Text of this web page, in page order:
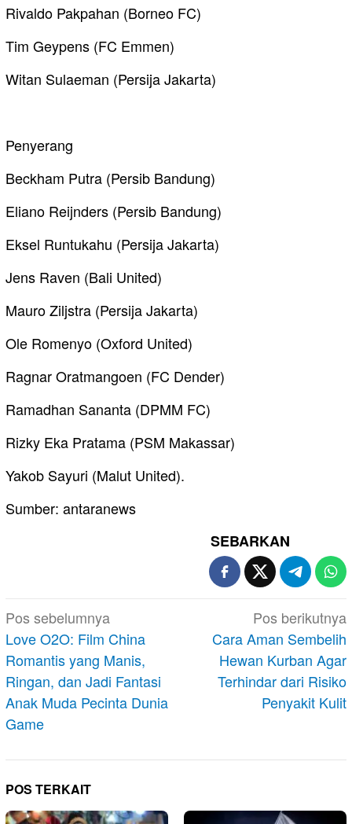
Rivaldo Pakpahan (Borneo FC)
Tim Geypens (FC Emmen)
Witan Sulaeman (Persija Jakarta)
Penyerang
Beckham Putra (Persib Bandung)
Eliano Reijnders (Persib Bandung)
Eksel Runtukahu (Persija Jakarta)
Jens Raven (Bali United)
Mauro Ziljstra (Persija Jakarta)
Ole Romenyo (Oxford United)
Ragnar Oratmangoen (FC Dender)
Ramadhan Sananta (DPMM FC)
Rizky Eka Pratama (PSM Makassar)
Yakob Sayuri (Malut United).
Sumber: antaranews
SEBARKAN
Navigasi
pos
Pos sebelumnya
Love O2O: Film China
Romantis yang Manis,
Ringan, dan Jadi Fantasi
Anak Muda Pecinta Dunia
Game
Pos berikutnya
Cara Aman Sembelih
Hewan Kurban Agar
Terhindar dari Risiko
Penyakit Kulit
POS TERKAIT